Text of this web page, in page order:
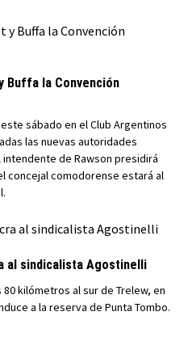
Buffa la Convención
sábado en el Club Argentinos
las nuevas autoridades
de Rawson presidirá
concejal comodorense estará al
al sindicalista Agostinelli
kilómetros al sur de Trelew, en
a la reserva de Punta Tombo.